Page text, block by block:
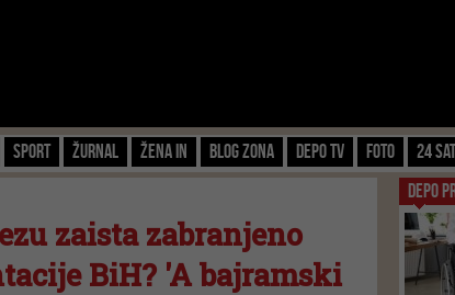
Sport Žurnal Žena IN Blog zona Depo TV FOTO 24
zaista zabranjeno
BiH? 'A bajramski
DEPO